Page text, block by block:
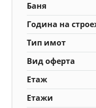
Баня
Година на
Тип имот
Вид оферта
Етаж
Етажи